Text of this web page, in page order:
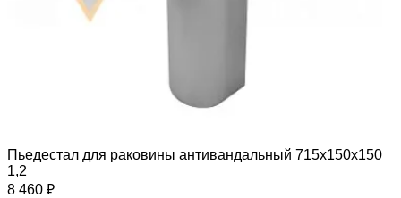
Пьедестал для раковины антивандальный 715х150х150
1,2
8 460 ₽